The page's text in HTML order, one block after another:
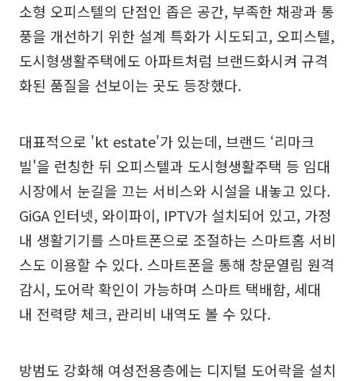
소형 오피스텔의 단점인 좁은 공간, 부족한 채광과 통
풍을 개선하기 위한 설계 특화가 시도되고, 오피스텔,
도시형생활주택에도 아파트처럼 브랜드화시켜 규격
화된 품질을 선보이는 곳도 등장했다.
대표적으로 'kt estate'가 있는데, 브랜드 ‘리마크
빌'을 런칭한 뒤 오피스텔과 도시형생활주택 등 임대
시장에서 눈길을 끄는 서비스와 시설을 내놓고 있다.
GiGA 인터넷, 와이파이, IPTV가 설치되어 있고, 가정
내 생활기기를 스마트폰으로 조절하는 스마트홈 서비
스도 이용할 수 있다. 스마트폰을 통해 창문열림 원격
감시, 도어락 확인이 가능하며 스마트 택배함, 세대
내 전력량 체크, 관리비 내역도 볼 수 있다.
방범도 강화해 여성전용층에는 디지털 도어락을 설치